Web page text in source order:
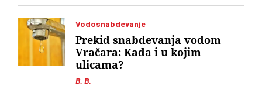
Vodosnabdevanje
B. B.
Prekid snabdevanja vodom
Vračara: Kada i u kojim
ulicama?